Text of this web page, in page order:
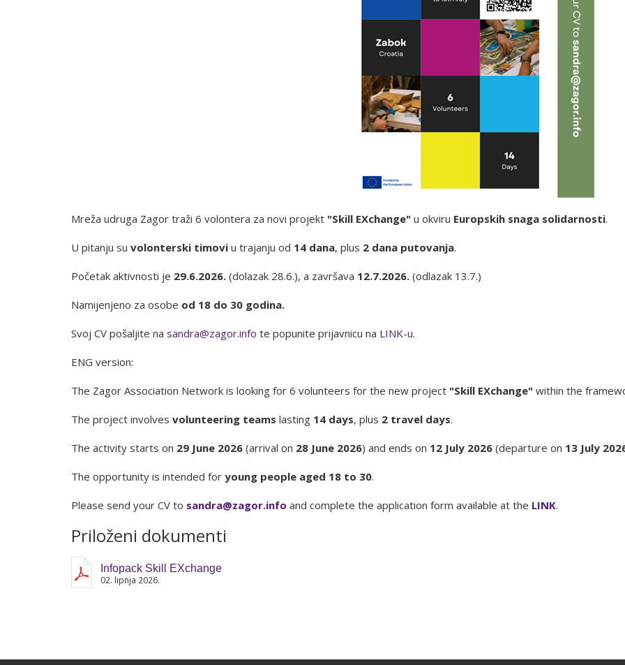
Mreža udruga Zagor traži 6 volontera za novi projekt "Skill EXchange" u okviru Europskih snaga solidarnosti.
U pitanju su volonterski timovi u trajanju od 14 dana, plus 2 dana putovanja.
Početak aktivnosti je 29.6.2026. (dolazak 28.6.), a završava 12.7.2026. (odlazak 13.7.)
Namijenjeno za osobe od 18 do 30 godina.
Svoj CV pošaljite na sandra@zagor.info te popunite prijavnicu na LINK-u.
ENG version:
The Zagor Association Network is looking for 6 volunteers for the new project "Skill EXchange" within the
The project involves volunteering teams lasting 14 days, plus 2 travel days.
The activity starts on 29 June 2026 (arrival on 28 June 2026) and ends on 12 July 2026 (departure on 13 July
The opportunity is intended for young people aged 18 to 30.
Please send your CV to sandra@zagor.info and complete the application form available at the LINK.
Priloženi dokumenti
Infopack Skill EXchange
02. lipnja 2026.